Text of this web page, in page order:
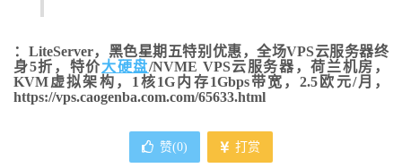
：LiteServer，黑色星期五特别优惠，全场VPS云服务器终
身5折，特价大硬盘/NVME VPS云服务器，荷兰机房，
KVM虚拟架构，1核1G内存1Gbps带宽，2.5欧元/月，
https://vps.caogenba.com.com/65633.html
赞(0) 打赏